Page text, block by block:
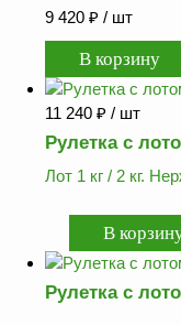
9 420 ₽ / шт
11 240 ₽ / шт
Рулетка с
Лот 1 кг / 2 кг.
Рулетка с